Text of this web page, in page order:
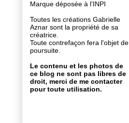
Marque déposée à l'INPI
Toutes les créations Gabrielle
Aznar sont la propriété de sa
créatrice.
Toute contrefaçon fera l'objet de
poursuite.
Le contenu et les photos de
ce blog ne sont pas libres de
droit, merci de me contacter
pour toute utilisation.